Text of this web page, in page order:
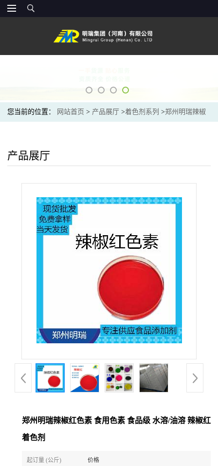
您当前的位置： 网站首页 > 产品展厅 >着色剂系列 >郑州明瑞辣椒
产品展厅
郑州明瑞辣椒红色素 食用色素 食品级 水溶/油溶 辣椒红
着色剂
起订量 (公斤) 价格